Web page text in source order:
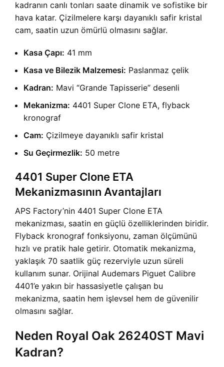
kadranın canlı tonları saate dinamik ve sofistike bir
hava katar. Çizilmelere karşı dayanıklı safir kristal
cam, saatin uzun ömürlü olmasını sağlar.
Kasa Çapı: 41 mm
Kasa ve Bilezik Malzemesi: Paslanmaz çelik
Kadran: Mavi “Grande Tapisserie” desenli
Mekanizma: 4401 Super Clone ETA, flyback
kronograf
Cam: Çizilmeye dayanıklı safir kristal
Su Geçirmezlik: 50 metre
4401 Super Clone ETA
Mekanizmasının Avantajları
APS Factory’nin 4401 Super Clone ETA
mekanizması, saatin en güçlü özelliklerinden biridir.
Flyback kronograf fonksiyonu, zaman ölçümünü
hızlı ve pratik hale getirir. Otomatik mekanizma,
yaklaşık 70 saatlik güç rezerviyle uzun süreli
kullanım sunar. Orijinal Audemars Piguet Calibre
4401’e yakın bir hassasiyetle çalışan bu
mekanizma, saatin hem işlevsel hem de güvenilir
olmasını sağlar.
Neden Royal Oak 26240ST Mavi
Kadran?